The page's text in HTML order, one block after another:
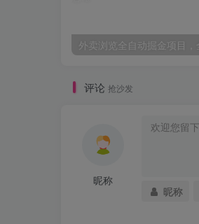
评论 抢沙发
昵称
昵称